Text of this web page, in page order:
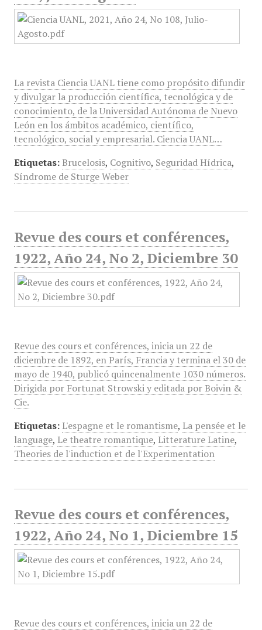
La revista Ciencia UANL tiene como propósito difundir
y divulgar la producción científica, tecnológica y de
conocimiento, de la Universidad Autónoma de Nuevo
León en los ámbitos académico, científico,
tecnológico, social y empresarial. Ciencia UANL…
Etiquetas: Brucelosis, Cognitivo, Seguridad Hídrica,
Síndrome de Sturge Weber
Revue des cours et conférences,
1922, Año 24, No 2, Diciembre 30
Revue des cours et conférences, inicia un 22 de
diciembre de 1892, en París, Francia y termina el 30 de
mayo de 1940, publicó quincenalmente 1030 números.
Dirigida por Fortunat Strowski y editada por Boivin &
Cie.
Etiquetas: L'espagne et le romantisme, La pensée et le
language, Le theatre romantique, Litterature Latine,
Theories de l'induction et de l'Experimentation
Revue des cours et conférences,
1922, Año 24, No 1, Diciembre 15
Revue des cours et conférences, inicia un 22 de